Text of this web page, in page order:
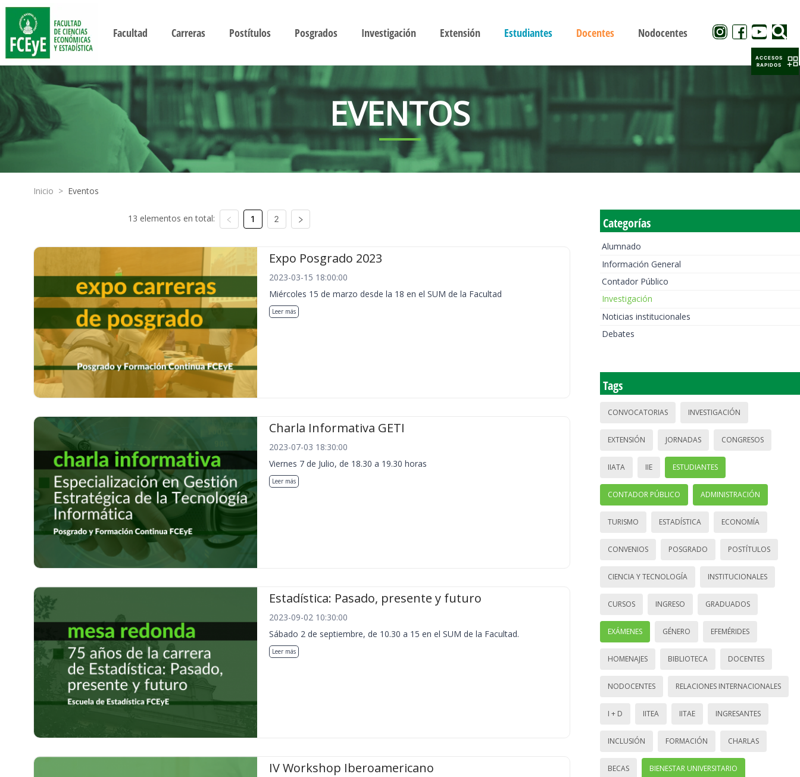
Facultad Carreras Postítulos Posgrados Investigación Extensión Estudiantes Docentes Nodocentes
EVENTOS
Inicio > Eventos
13 elementos en total: 1 2
Expo Posgrado 2023
2023-03-15 18:00:00
Miércoles 15 de marzo desde la 18 en el SUM de la Facultad
Leer más
Charla Informativa GETI
2023-07-03 18:30:00
Viernes 7 de Julio, de 18.30 a 19.30 horas
Leer más
Estadística: Pasado, presente y futuro
2023-09-02 10:30:00
Sábado 2 de septiembre, de 10.30 a 15 en el SUM de la Facultad.
Leer más
IV Workshop Iberoamericano
Categorías
Alumnado
Información General
Contador Público
Investigación
Noticias institucionales
Debates
Tags
CONVOCATORIAS INVESTIGACIÓN
EXTENSIÓN JORNADAS CONGRESOS
IIATA IIE ESTUDIANTES
CONTADOR PÚBLICO ADMINISTRACIÓN
TURISMO ESTADÍSTICA ECONOMÍA
CONVENIOS POSGRADO POSTÍTULOS
CIENCIA Y TECNOLOGÍA INSTITUCIONALES
CURSOS INGRESO GRADUADOS
EXÁMENES GÉNERO EFEMÉRIDES
HOMENAJES BIBLIOTECA DOCENTES
NODOCENTES RELACIONES INTERNACIONALES
I + D IITEA IITAE INGRESANTES
INCLUSIÓN FORMACIÓN CHARLAS
BECAS BIENESTAR UNIVERSITARIO
ACCESOS
RAPIDOS